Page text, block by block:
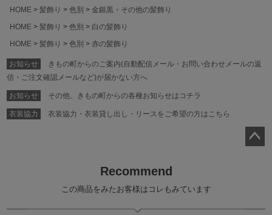
HOME
髪飾り 色別
金銀黒・その他の髪飾り
HOME
髪飾り 色別
白の髪飾り
HOME
髪飾り 色別 赤の髪飾り
お知らせ
きもの町からのご案内(自動配信メール・お問い合わせメールの返
信・ご注文確認メールなど)が届かない方へ
お知らせ その他、きもの町からの各種お知らせはコチラ
衣装協力 衣装協力・衣装貸し出し・リースをご希望の方はこちら
Recommend
この商品をみたお客様はコレもみています